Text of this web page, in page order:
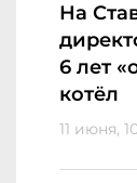
На
6 лет
котёл
11 июня,